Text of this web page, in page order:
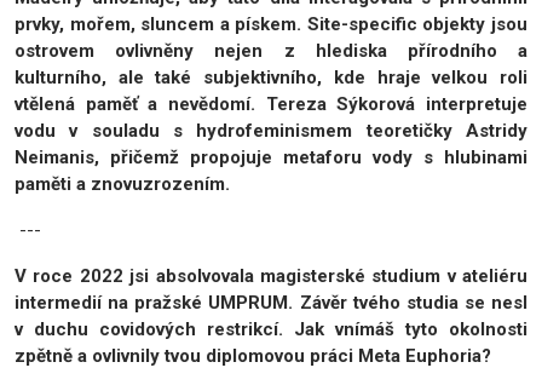
prvky, mořem, sluncem a pískem. Site-specific objekty jsou
ostrovem ovlivněny nejen z hlediska přírodního a
kulturního, ale také subjektivního, kde hraje velkou roli
vtělená paměť a nevědomí. Tereza Sýkorová interpretuje
vodu v souladu s hydrofeminismem teoretičky Astridy
Neimanis, přičemž propojuje metaforu vody s hlubinami
paměti a znovuzrozením.
---
V roce 2022 jsi absolvovala magisterské studium v ateliéru
intermedií na pražské UMPRUM. Závěr tvého studia se nesl
v duchu covidových restrikcí. Jak vnímáš tyto okolnosti
zpětně a ovlivnily tvou diplomovou práci Meta Euphoria?